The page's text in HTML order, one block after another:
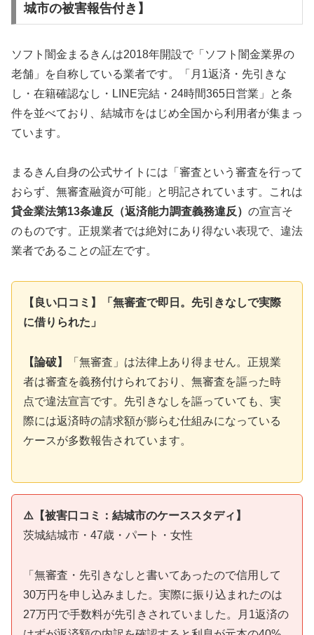
城市の被害報告付き】
ソフト闇金まるきんは2018年開設で「ソフト闇金業界の
老舗」を自称している業者です。「月1返済・先引きな
し・在籍確認なし・LINE完結・24時間365日営業」と条
件を並べており、結城市をはじめ全国から利用者が集まっ
ています。
まるきん自身の公式サイトには「審査という審査を行って
おらず、無審査融資が可能」と明記されています。これは
貸金業法第13条違反（返済能力調査義務違反） の宣言そ
のものです。正規業者では絶対にあり得ない表現で、違法
業者であることの証左です。
【良い口コミ】「無審査で即日。先引きなしで実際
に借りられた」
【論破】
「無審査」は法律上あり得ません。正規業
者は審査を義務付けられており、無審査を謳った時
点で違法宣言です。先引きなしを謳っていても、実
際には返済時の請求額が膨らむ仕組みになっている
ケースが多数報告されています。
⚠️【被害口コミ：結城市のケーススタディ】
茨城結城市・47歳・パート・女性
「無審査・先引きなしと書いてあったので信用して
30万円を申し込みました。実際に振り込まれたのは
27万円で手数料が先引きされていました。月1返済の